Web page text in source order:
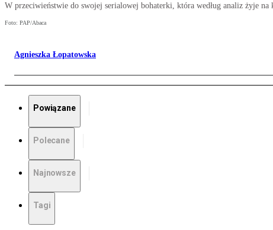
W przeciwieństwie do swojej serialowej bohaterki, która według analiz żyje
Foto: PAP/Abaca
Agnieszka Łopatowska
Powiązane
Polecane
Najnowsze
Tagi